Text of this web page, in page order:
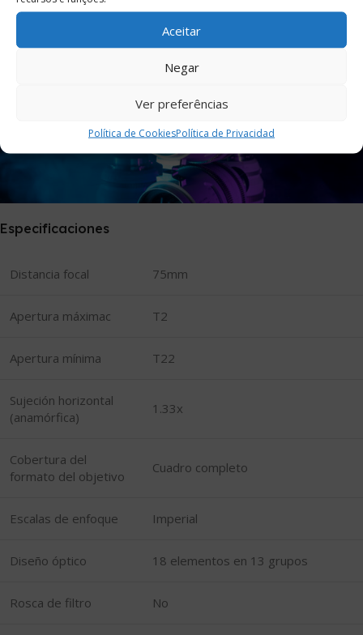
Aceitar
Negar
Ver preferências
Política de CookiesPolítica de Privacidad
Especificaciones
Distancia focal 75mm
Apertura máximac T2
Apertura mínima T22
Sujeción horizontal
(anamórfica)
1.33x
Cobertura del
formato del objetivo
Cuadro completo
Escalas de enfoque Imperial
Diseño óptico 18 elementos en 13 grupos
Rosca de filtro No